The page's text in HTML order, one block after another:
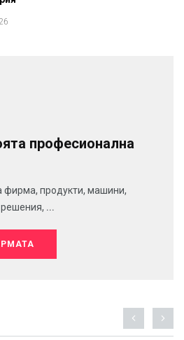
професионална
фирма, продукти, машини,
решения, ...